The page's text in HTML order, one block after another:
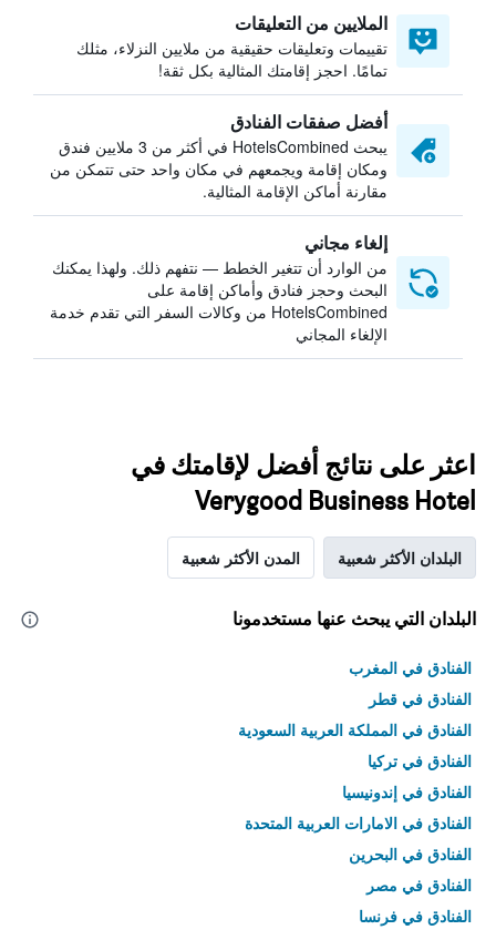
الملايين من التعليقات
تقييمات وتعليقات حقيقية من ملايين النزلاء، مثلك
تمامًا. احجز إقامتك المثالية بكل ثقة!
أفضل صفقات الفنادق
يبحث HotelsCombined في أكثر من 3 ملايين فندق
ومكان إقامة ويجمعهم في مكان واحد حتى تتمكن من
مقارنة أماكن الإقامة المثالية.
إلغاء مجاني
من الوارد أن تتغير الخطط — نتفهم ذلك. ولهذا يمكنك
البحث وحجز فنادق وأماكن إقامة على
HotelsCombined من وكالات السفر التي تقدم خدمة
الإلغاء المجاني
اعثر على نتائج أفضل لإقامتك في
Verygood Business Hotel
البلدان الأكثر شعبية المدن الأكثر شعبية
البلدان التي يبحث عنها مستخدمونا
الفنادق في المغرب
الفنادق في قطر
الفنادق في المملكة العربية السعودية
الفنادق في تركيا
الفنادق في إندونيسيا
الفنادق في الامارات العربية المتحدة
الفنادق في البحرين
الفنادق في مصر
الفنادق في فرنسا